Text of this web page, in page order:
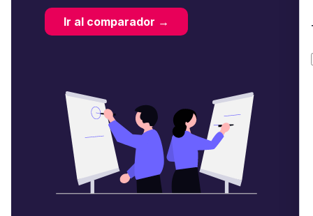
Ir al comparador →